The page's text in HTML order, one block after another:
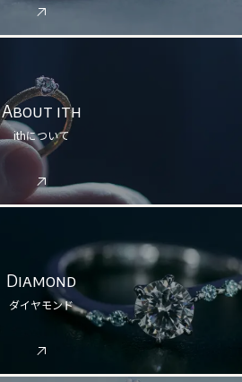
About ith
ithについて
Diamond
ダイヤモンド